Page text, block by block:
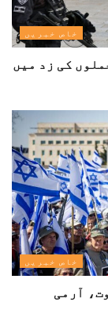
خاص خبریں
کی زد میں
خاص خبریں
آرمی